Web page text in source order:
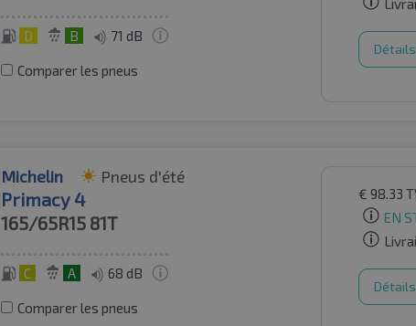
D B 71 dB
Comparer les pneus
Détails
Michelin Pneus d'été
Primacy 4
165/65R15 81T
C A 68 dB
Comparer les pneus
€ 98.33
EN
Détails